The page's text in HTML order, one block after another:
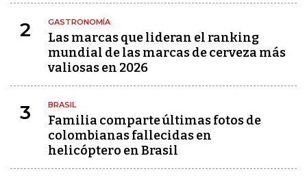
2 GASTRONOMÍA
Las marcas que lideran el ranking
mundial de las marcas de cerveza más
valiosas en 2026
3 BRASIL
Familia comparte últimas fotos de
colombianas fallecidas en
helicóptero en Brasil